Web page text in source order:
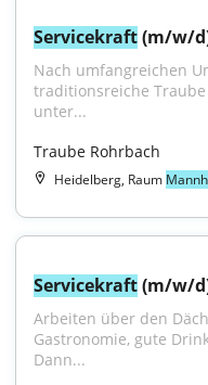
Servicekraft (m/w/
Nach umfangreichen
traditionsreiche
unter...
Traube Rohrbach
Heidelberg, Raum
Servicekraft (m/w/
Arbeiten über den
Gastronomie, gute
Dann...